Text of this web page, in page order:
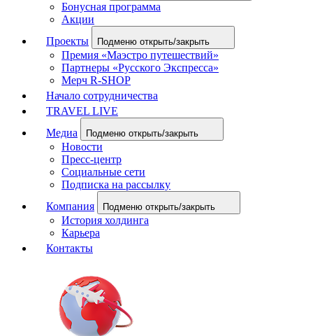
Бонусная программа
Акции
Проекты
Подменю открыть/закрыть
Премия «Маэстро путешествий»
Партнеры «Русского Экспресса»
Мерч R-SHOP
Начало сотрудничества
TRAVEL LIVE
Медиа
Подменю открыть/закрыть
Новости
Пресс-центр
Социальные сети
Подписка на рассылку
Компания
Подменю открыть/закрыть
История холдинга
Карьера
Контакты